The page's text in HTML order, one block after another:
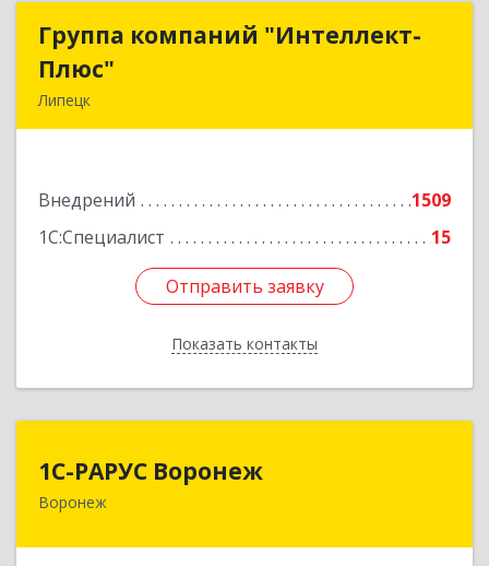
Группа компаний "Интеллект-
Плюс"
Липецк
Внедрений
1509
1С:Специалист
15
Отправить заявку
Показать контакты
Группа компаний "Интеллект-
Подробнее
Отправить заявку
Назад
1С-РАРУС Воронеж
Воронеж